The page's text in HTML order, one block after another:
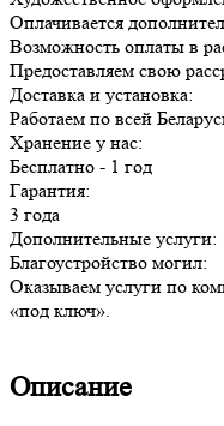
Оплачивается
Возможность оплаты в
Предоставляем свою
Доставка и установка:
Работаем по всей
Хранение у нас:
Бесплатно - 1 год
Гарантия:
3 года
Дополнительные услуги:
Благоустройство могил:
Оказываем услуги по
«под ключ».
Описание